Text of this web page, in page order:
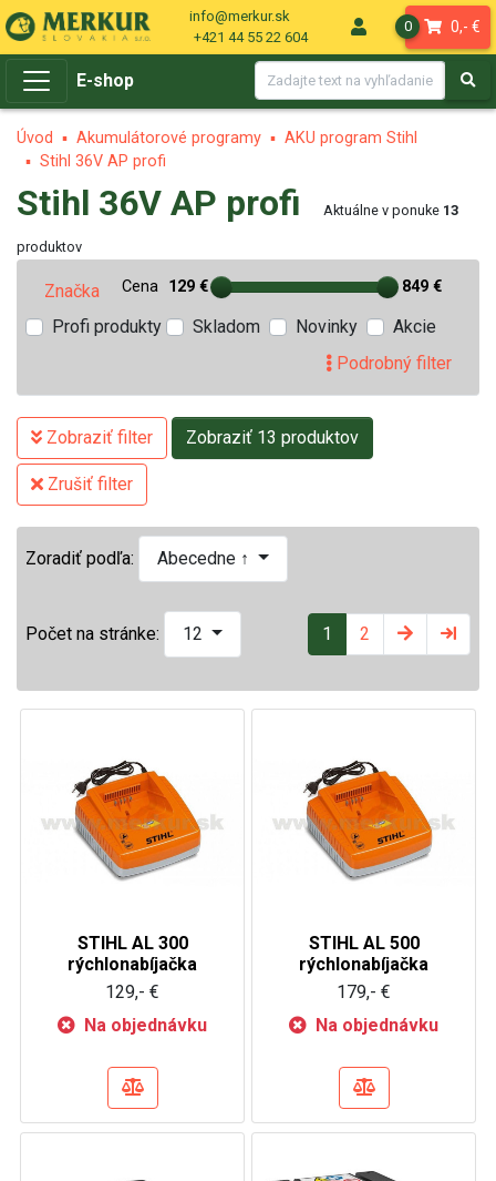
info@merkur.sk
+421 44 55 22 604
0 0,- €
E-shop
Úvod Akumulátorové programy
AKU program Stihl
Stihl 36V AP profi
Stihl 36V AP profi Aktuálne v ponuke 13
produktov
Značka Cena 129 € 849 €
Profi produkty Skladom Novinky
Akcie
Podrobný filter
Zobraziť filter Zobraziť 13 produktov
Zrušiť filter
Zoradiť podľa: Abecedne ↑
Počet na stránke: 12 1 2
STIHL AL 300
rýchlonabíjačka
129,- €
Na objednávku
STIHL AL 500
rýchlonabíjačka
179,- €
Na objednávku